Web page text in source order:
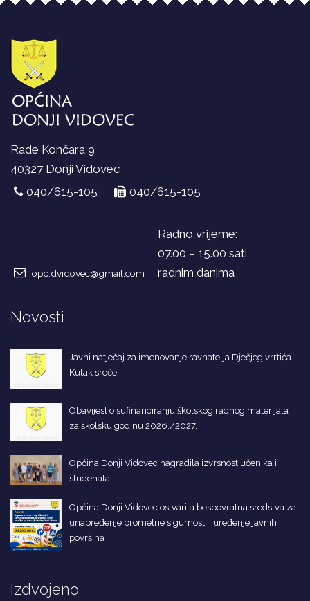
Rade Končara 9
40327 Donji Vidovec
040/615-105
040/615-105
opc.dvidovec@gmail.com
Radno vrijeme:
07.00 – 15.00 sati
radnim danima
Novosti
Javni natječaj za imenovanje ravnatelja Dječjeg vrrtića
Kutak sreće
Obavijest o sufinanciranju školskog radnog materijala
za školsku godinu 2026./2027.
Općina Donji Vidovec nagradila izvrsnost učenika i
studenata
Općina Donji Vidovec ostvarila bespovratna sredstva za
unapređenje prometne sigurnosti i uređenje javnih
površina
Izdvojeno